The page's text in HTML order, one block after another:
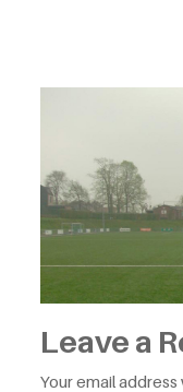
Leave a
Your email